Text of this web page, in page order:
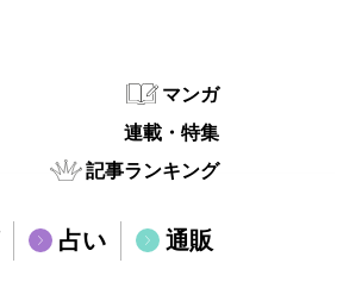
マンガ
連載・特集
記事ランキング
占い 通販